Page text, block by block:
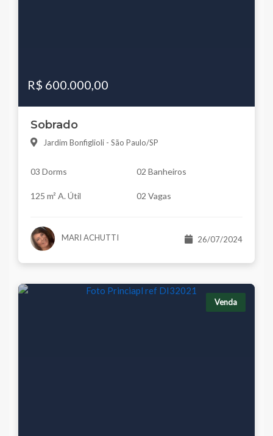
R$ 600.000,00
Sobrado
Jardim Bonfiglioli - São Paulo/SP
03 Dorms 02 Banheiros
125 m² A. Útil 02 Vagas
MARI ACHUTTI 26/07/2024
Venda